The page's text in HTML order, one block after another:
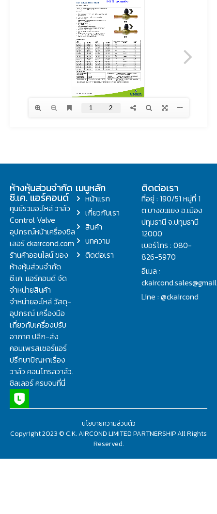
ห้างหุ้นส่วนจำกัด
ซี.เค. แอร์คอนด์
ศูนย์รวมอะไหล่ วาล์ว
Control Valve
อุปกรณ์หน้าเครื่องชิล
เลอร์ ckaircond.com
ร้านค้าออนไลน์ ของ
ห้างหุ้นส่วนจำกัด
ซี.เค. แอร์คอนด์ จัด
จำหน่ายสินค้า
จำหน่ายอะไหล่ วัสดุ-
อุปกรณ์ เครื่องมือ
เกี่ยวกับเครื่องปรับ
อากาศ ปลีก-ส่ง
คอมเพรสเซอร์แอร์
ปรึกษาปัญหาเรื่อง
วาล์ว คอนโทรลวาล์ว.
ชิลเลอร์ ครบจบที่นี่
เมนูหลัก
หน้าแรก
เกี่ยวกับเรา
สินค้า
บทความ
ติดต่อเรา
ติดต่อเรา
ที่อยู่ : 190/51 หมู่ที่ 1
ต.บางขะแยง อ.เมือง
ปทุมธานี จ.ปทุมธานี
12000
เบอร์โทร : 080-
826-5970
อีเมล :
Line : @ckaircond
Copyright 2023 © C.K. AIRCOND LIMITED PARTNERSHIP All Rights
Reserved.
นโยบายความส่วนตัว